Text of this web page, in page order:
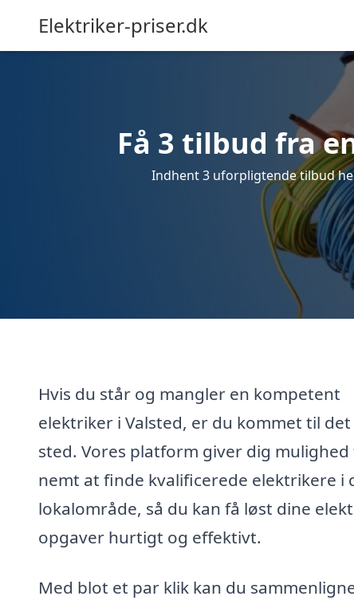
Elektriker-priser.dk
Få 3 tilbud fra
Indhent 3 uforpligtende tilbud
Hvis du står og mangler en kompetent
elektriker i Valsted, er du kommet til
sted. Vores platform giver dig
nemt at finde kvalificerede elektrikere i
lokalområde, så du kan få løst dine
opgaver hurtigt og effektivt.
Med blot et par klik kan du